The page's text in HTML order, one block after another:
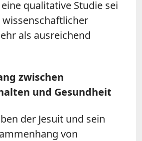
qualitative Studie sei
wissenschaftlicher
als ausreichend
zwischen
und Gesundheit
der Jesuit und sein
von